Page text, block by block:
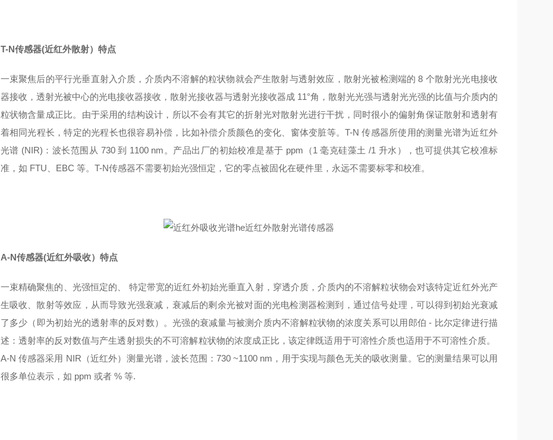
T-N传感器(近红外散射） 特点
一束聚焦后的平行光垂直射入介质，介质内不溶解的粒状物就会产生散射与透射效应，散射光被检测端的 8 个散射光光电接收
器接收，透射光被中心的光电接收器接收，散射光接收器与透射光接收器成 11°角，散射光光强与透射光光强的比值与介质内的
粒状物含量成正比。由于采用的结构设计，所以不会有其它的折射光对散射光进行干扰，同时很小的偏射角保证散射和透射有
着相同光程长，特定的光程长也很容易补偿，比如补偿介质颜色的变化、窗体变脏等。T-N 传感器所使用的测量光谱为近红外
光谱 (NIR)：波长范围从 730 到 1100 nm。产品出厂的初始校准是基于 ppm（1 毫克硅藻土 /1 升水），也可提供其它校准标
准，如 FTU、EBC 等。T-N传感器不需要初始光强恒定，它的零点被固化在硬件里，永远不需要标零和校准。
A-N传感器(近红外吸收）特点
一束精确聚焦的、光强恒定的、 特定带宽的近红外初始光垂直入射，穿透介质，介质内的不溶解粒状物会对该特定近红外光产
生吸收、散射等效应，从而导致光强衰减，衰减后的剩余光被对面的光电检测器检测到，通过信号处理，可以得到初始光衰减
了多少（即为初始光的透射率的反对数）。光强的衰减量与被测介质内不溶解粒状物的浓度关系可以用郎伯 - 比尔定律进行描
述：透射率的反对数值与产生透射损失的不可溶解粒状物的浓度成正比，该定律既适用于可溶性介质也适用于不可溶性介质。
A-N 传感器采用 NIR（近红外）测量光谱，波长范围：730 ~1100 nm，用于实现与颜色无关的吸收测量。它的测量结果可以用
很多单位表示，如 ppm 或者 % 等.